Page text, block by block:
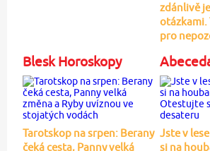
zdánlivě
otázkami.
pro
Blesk Horoskopy
Tarotskop na srpen: Berany
čeká cesta, Panny velká
Jste v
si na